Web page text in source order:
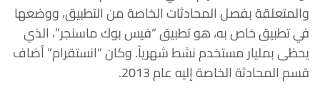
والمتعلقة بفصل المحادثات الخاصة من التطبيق، ووضعها
في تطبيق خاص به، هو تطبيق “فيس بوك ماسنجر”، الذي
يحظى بمليار مستخدم نشط شهرياً. وكان “انستقرام” أضاف
قسم المحادثة الخاصة إليه عام 2013.